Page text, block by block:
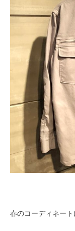
春のコーディネート